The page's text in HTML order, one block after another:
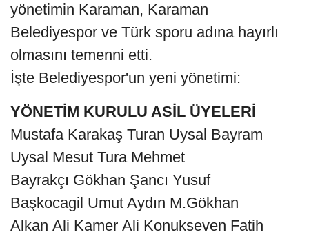
yönetimin Karaman, Karaman
Belediyespor ve Türk sporu adına hayırlı
olmasını temenni etti.
İşte Belediyespor'un yeni yönetimi:
YÖNETİM KURULU ASİL ÜYELERİ
Mustafa Karakaş Turan Uysal Bayram
Uysal Mesut Tura Mehmet
Bayrakçı Gökhan Şancı Yusuf
Başkocagil Umut Aydın M.Gökhan
Alkan Ali Kamer Ali Konukseven Fatih